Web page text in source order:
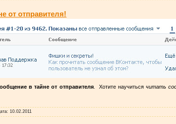
от отправителя!
в тайне от отправителя. Хотите научиться читать
10.02.2011